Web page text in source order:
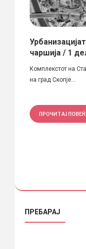
чаршија / 1
Комплекстот на
на град Скопје...
ПРОЧИТАЈ
ПРЕБАРАЈ